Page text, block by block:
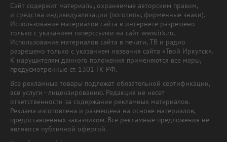
Сайт содержит материалы, охраняемые авторским правом,
и средства индивидуализации (логотипы, фирменные знаки).
Использование материалов сайта в интернете разрешено
только с указанием гиперссылки на сайт www.irk.ru.
Использование материалов сайта в печати, ТВ и радио
разрешено только с указанием названия сайта «Твой Иркутск».
К нарушителям данного положения применяются все меры,
предусмотренные ст. 1301 ГК РФ.
Все рекламные товары подлежат обязательной сертификации,
все услуги - лицензированию. Редакция не несет
ответственности за содержание рекламных материалов.
Реклама изготовлена и размещена на основе материалов,
предоставленных заказчиком. Все рекламные предложения не
являются публичной офертой.